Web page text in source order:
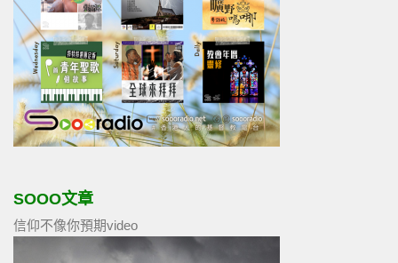
SOOO文章
信仰不像你預期video